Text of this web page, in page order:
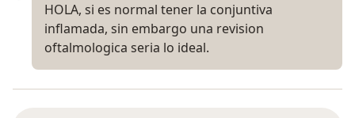
HOLA, si es normal tener la conjuntiva
inflamada, sin embargo una revision
oftalmologica seria lo ideal.